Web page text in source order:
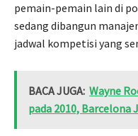
pemain-pemain lain di
sedang dibangun
jadwal kompetisi yang
BACA JUGA: Wayne
pada 2010, Barcelona